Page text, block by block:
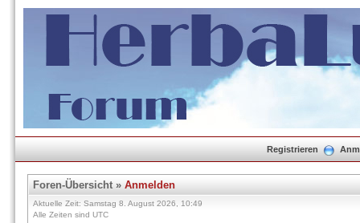
Registrieren
Foren-Übersicht» Anmelden
Aktuelle Zeit: Samstag 8. August 2026, 10:49
Alle Zeiten sind UTC